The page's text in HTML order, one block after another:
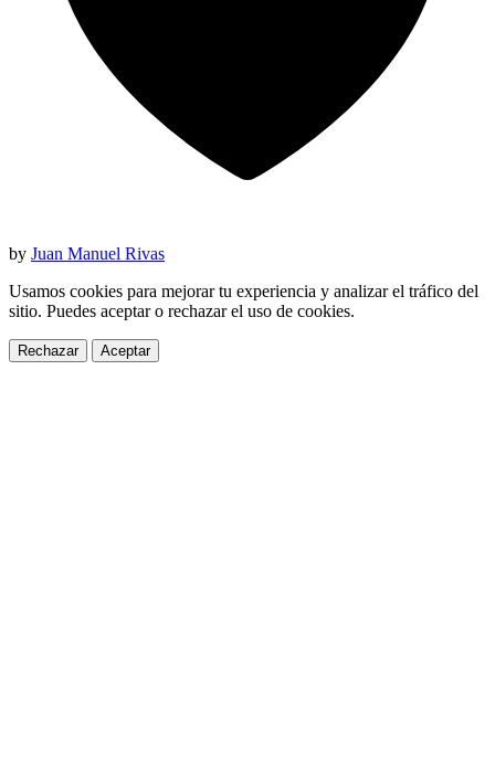
by Juan Manuel Rivas
Usamos cookies para mejorar tu experiencia y analizar el tráfico del
sitio. Puedes aceptar o rechazar el uso de cookies.
Rechazar Aceptar